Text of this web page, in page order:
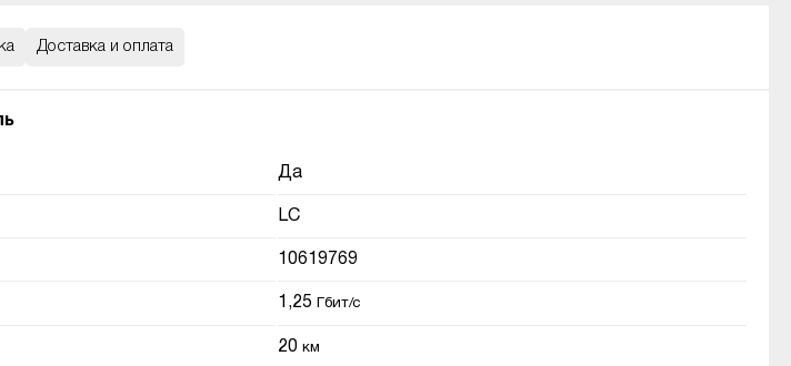
Доставка и оплата
Да
LC
10619769
1,25 Гбит/с
20 км